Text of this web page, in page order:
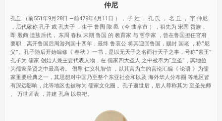
仲尼
孔丘 （前551年9月28日 —前479年4月11日 ）， 子 姓 ， 孔 氏 ， 名 丘 ， 字 仲尼
，后代敬称 孔子 或 孔夫子 ，生于 鲁国 陬 邑（今 曲阜市 ），祖先为 宋国 贵族，
即 殷商 遗族后代， 东周 春秋 末期 鲁国 的 教育家 与 哲学家 ，曾在鲁国担任官府
要职，离开鲁国后周游列国十四年，最终 鲁哀公 将其迎回鲁国，赐封 国老 ，称“尼
父”。孔子随后开始编修《 春秋 》一书，是以无天子之名而行天子之事，号称“素王”
孔子为 儒家 创始人兼主要代表人物，在 儒家四大圣人 之中被奉为“至圣”，其地位
为儒家圣贤之中最高者。 倡导 仁义礼智信 ，以其言为主的言论汇编《 论语 》为儒
家重要经典之一，其思想对中国乃至整个东亚社会和以及 海外华人分布圈 等地区皆
有深远影响，此等地区也被称为 儒家文化圈 。孔子逝世后，后人尊称其为 至圣先师
、 万世师表 ，并建 孔庙 以祭祀。